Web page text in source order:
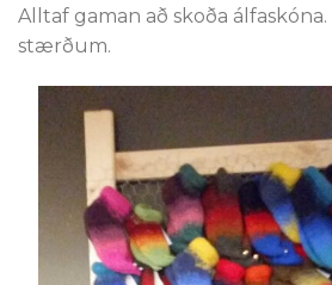
Alltaf gaman að skoða
stærðum.